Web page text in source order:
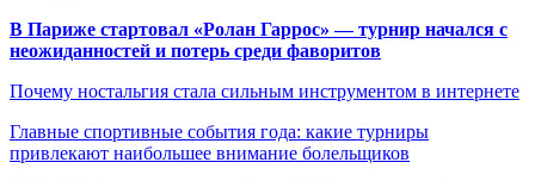
В Париже стартовал «Ролан Гаррос» — турнир начался с
неожиданностей и потерь среди фаворитов
Почему ностальгия стала сильным инструментом в интернете
Главные спортивные события года: какие турниры
привлекают наибольшее внимание болельщиков